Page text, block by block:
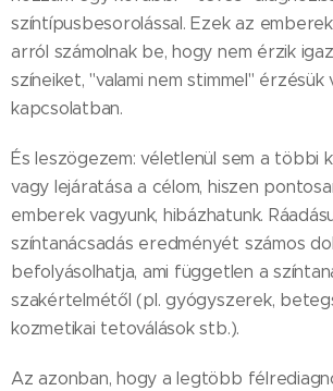
színtípusbesorolással. Ezek az
arról számolnak be, hogy nem érzik
színeiket, "valami nem stimmel" érzésük
kapcsolatban.
És leszögezem: véletlenül sem a többi
vagy lejáratása a célom, hiszen
emberek vagyunk, hibázhatunk.
színtanácsadás eredményét számos
befolyásolhatja, ami független a
szakértelmétől (pl. gyógyszerek,
kozmetikai tetoválások stb.).
Az azonban, hogy a legtöbb